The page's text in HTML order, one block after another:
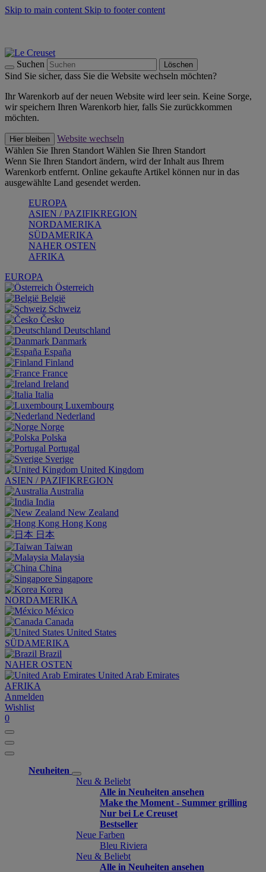
Skip to main content Skip to footer content
Suchen Löschen
Sind Sie sicher, dass Sie die Website wechseln möchten?
Ihr Warenkorb auf der neuen Website wird leer sein. Keine Sorge,
wir speichern Ihren Warenkorb hier, falls Sie zurückkommen
möchten.
Hier bleiben
Website wechseln
Wählen Sie Ihren Standort Wählen Sie Ihren Standort
Wenn Sie Ihren Standort ändern, wird der Inhalt aus Ihrem
Warenkorb entfernt. Online gekaufte Artikel können nur in das
ausgewählte Land gesendet werden.
EUROPA
ASIEN / PAZIFIKREGION
NORDAMERIKA
SÜDAMERIKA
NAHER OSTEN
AFRIKA
EUROPA
Österreich
België
Schweiz
Česko
Deutschland
Danmark
España
Finland
France
Ireland
Italia
Luxembourg
Nederland
Norge
Polska
Portugal
Sverige
United Kingdom
ASIEN / PAZIFIKREGION
Australia
India
New Zealand
Hong Kong
日本
Taiwan
Malaysia
China
Singapore
Korea
NORDAMERIKA
México
Canada
United States
SÜDAMERIKA
Brazil
NAHER OSTEN
United Arab Emirates
AFRIKA
Anmelden
Wishlist
0
Neuheiten
Neu & Beliebt
Alle in Neuheiten ansehen
Make the Moment - Summer grilling
Nur bei Le Creuset
Bestseller
Neue Farben
Bleu Riviera
Neu & Beliebt
Alle in Neuheiten ansehen